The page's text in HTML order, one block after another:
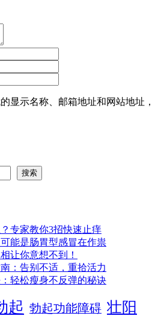
显示名称、邮箱地址和网站地址，
搜索
专家教你3招快速止痒
能是肠胃型感冒在作祟
让你意想不到！
：告别不适，重拾活力
轻松瘦身不反弹的秘诀
起 勃起功能障碍 壮阳